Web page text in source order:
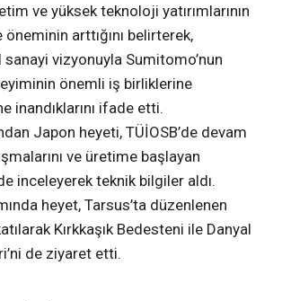
ve yüksek teknoloji yatırımlarının
arttığını belirterek,
sanayi vizyonuyla Sumitomo’nun
önemli iş birliklerine
inandıklarını ifade etti.
Japon heyeti, TÜİOSB’de devam
ve üretime başlayan
inceleyerek teknik bilgiler aldı.
heyet, Tarsus’ta düzenlenen
Kırkkaşık Bedesteni ile Danyal
de ziyaret etti.